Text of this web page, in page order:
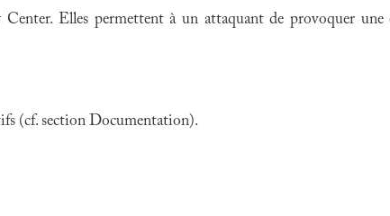
Elles permettent à un attaquant de provoquer
(cf. section Documentation).